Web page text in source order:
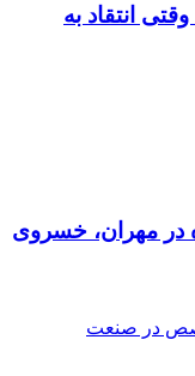
انتقاد به
در مهران، خسروی